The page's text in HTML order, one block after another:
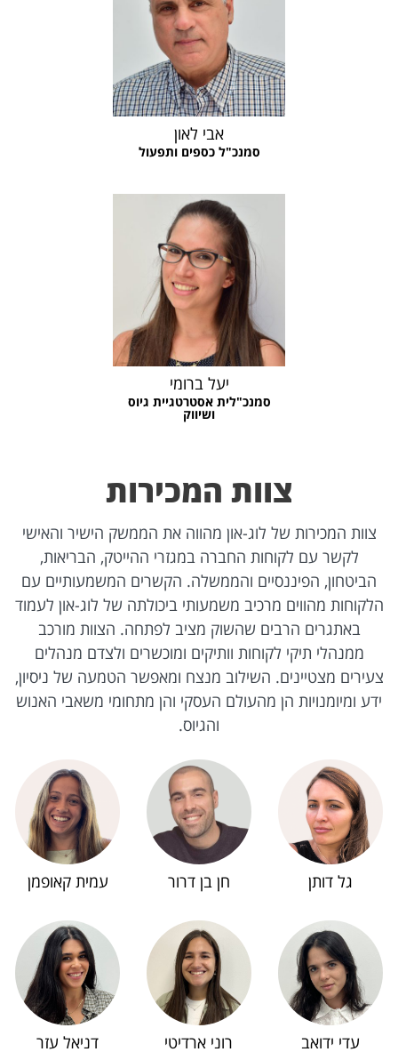
אבי לאון
סמנכ"ל כספים ותפעול
יעל ברומי
סמנכ"לית אסטרטגיית גיוס
ושיווק
צוות המכירות
צוות המכירות של לוג-און מהווה את הממשק הישיר והאישי
לקשר עם לקוחות החברה במגזרי ההייטק, הבריאות,
הביטחון, הפיננסיים והממשלה. הקשרים המשמעותיים עם
הלקוחות מהווים מרכיב משמעותי ביכולתה של לוג-און לעמוד
באתגרים הרבים שהשוק מציב לפתחה. הצוות מורכב
ממנהלי תיקי לקוחות וותיקים ומוכשרים ולצדם מנהלים
צעירים מצטיינים. השילוב מנצח ומאפשר הטמעה של ניסיון,
ידע ומיומנויות הן מהעולם העסקי והן מתחומי משאבי האנוש
והגיוס.
גל דותן חן בן דרור עמית קאופמן
עדי ידואב רוני ארדיטי דניאל עזר